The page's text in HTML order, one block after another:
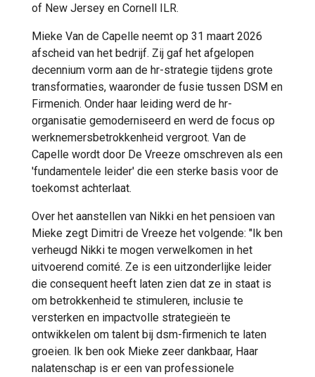
of New Jersey en Cornell ILR.
Mieke Van de Capelle neemt op 31 maart 2026
afscheid van het bedrijf. Zij gaf het afgelopen
decennium vorm aan de hr-strategie tijdens grote
transformaties, waaronder de fusie tussen DSM en
Firmenich. Onder haar leiding werd de hr-
organisatie gemoderniseerd en werd de focus op
werknemersbetrokkenheid vergroot. Van de
Capelle wordt door De Vreeze omschreven als een
'fundamentele leider' die een sterke basis voor de
toekomst achterlaat.
Over het aanstellen van Nikki en het pensioen van
Mieke zegt Dimitri de Vreeze het volgende: "Ik ben
verheugd Nikki te mogen verwelkomen in het
uitvoerend comité. Ze is een uitzonderlijke leider
die consequent heeft laten zien dat ze in staat is
om betrokkenheid te stimuleren, inclusie te
versterken en impactvolle strategieën te
ontwikkelen om talent bij dsm-firmenich te laten
groeien. Ik ben ook Mieke zeer dankbaar, Haar
nalatenschap is er een van professionele